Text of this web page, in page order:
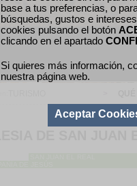
base a tus preferencias, o
búsquedas, gustos e
cookies pulsando el botón
clicando en el apartado
Si quieres más información,
nuestra página web.
Aceptar